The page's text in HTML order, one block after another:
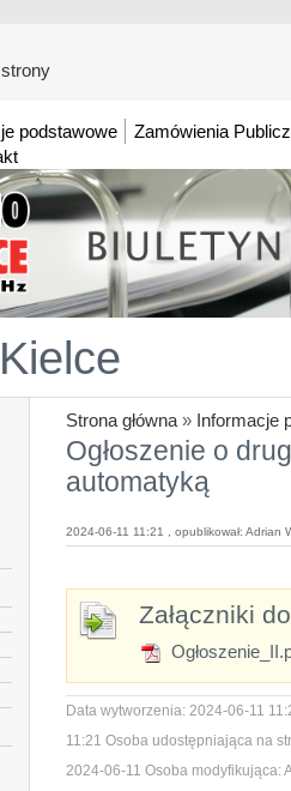
podstawowe Zamówienia
Strona główna » Informacje
Ogłoszenie o
automatyką
2024-06-11 11:21 , opublikował: Adrian
Załączniki
Data wytworzenia: 2024-06-11
11:21 Osoba udostępniająca na
2024-06-11 Osoba modyfikująca: